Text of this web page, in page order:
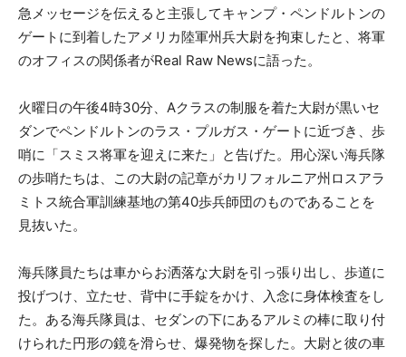
急メッセージを伝えると主張してキャンプ・ペンドルトンの
ゲートに到着したアメリカ陸軍州兵大尉を拘束したと、将軍
のオフィスの関係者がReal Raw Newsに語った。
火曜日の午後4時30分、Aクラスの制服を着た大尉が黒いセ
ダンでペンドルトンのラス・プルガス・ゲートに近づき、歩
哨に「スミス将軍を迎えに来た」と告げた。用心深い海兵隊
の歩哨たちは、この大尉の記章がカリフォルニア州ロスアラ
ミトス統合軍訓練基地の第40歩兵師団のものであることを
見抜いた。
海兵隊員たちは車からお洒落な大尉を引っ張り出し、歩道に
投げつけ、立たせ、背中に手錠をかけ、入念に身体検査をし
た。ある海兵隊員は、セダンの下にあるアルミの棒に取り付
けられた円形の鏡を滑らせ、爆発物を探した。大尉と彼の車